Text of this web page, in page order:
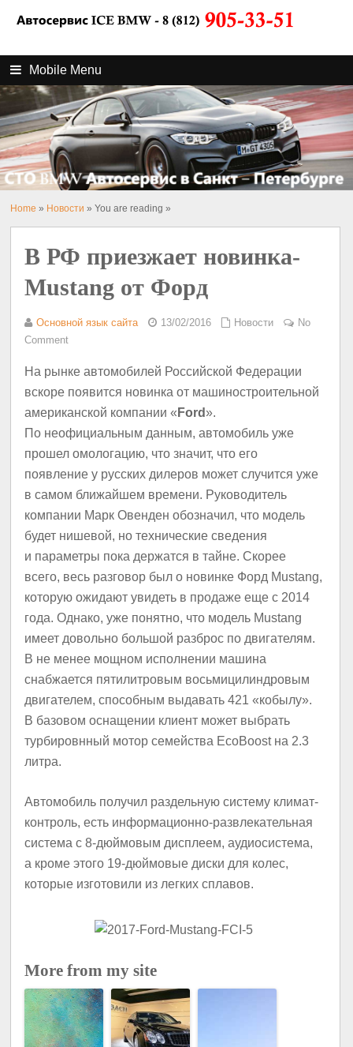
Mobile Menu
Home » Новости » You are reading »
В РФ приезжает новинка-
Mustang от Форд
Основной язык сайта 13/02/2016 Новости
No
Comment
На рынке автомобилей Российской Федерации
вскоре появится новинка от машиностроительной
американской компании « Ford».
По неофициальным данным, автомобиль уже
прошел омологацию, что значит, что его
появление у русских дилеров может случится уже
в самом ближайшем времени. Руководитель
компании Марк Овенден обозначил, что модель
будет нишевой, но технические сведения
и параметры пока держатся в тайне. Скорее
всего, весь разговор был о новинке Форд Mustang,
которую ожидают увидеть в продаже еще с 2014
года. Однако, уже понятно, что модель Mustang
имеет довольно большой разброс по двигателям.
В не менее мощном исполнении машина
снабжается пятилитровым восьмицилиндровым
двигателем, способным выдавать 421 «кобылу».
В базовом оснащении клиент может выбрать
турбировнный мотор семейства EcoBoost на 2.3
литра.
Автомобиль получил раздельную систему климат-
контроль, есть информационно-развлекательная
система с 8-дюймовым дисплеем, аудиосистема,
а кроме этого 19-дюймовые диски для колес,
которые изготовили из легких сплавов.
More from my site